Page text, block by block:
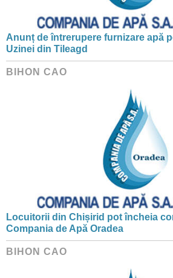
Anunț de întrerupere furnizare apă
Uzinei din Tileagd
BIHON CAO
Locuitorii din Chișirid pot încheia
Compania de Apă Oradea
BIHON CAO